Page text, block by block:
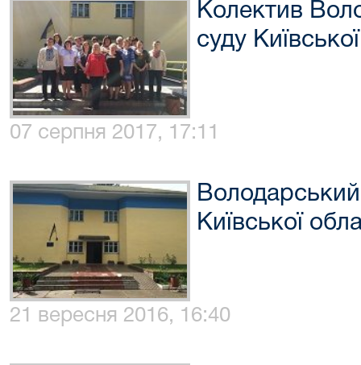
Колектив
суду
07 серпня 2017, 17:11
Київської
21 вересня 2016, 16:40